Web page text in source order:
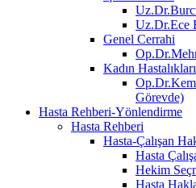
Uz.Dr.Ece
Genel Cerrahi
Kadın
Görevde)
Hasta Rehberi-Yönlendirme
Hasta Rehberi
Hasta-Çalışan
Hasta
Hekim
Hasta